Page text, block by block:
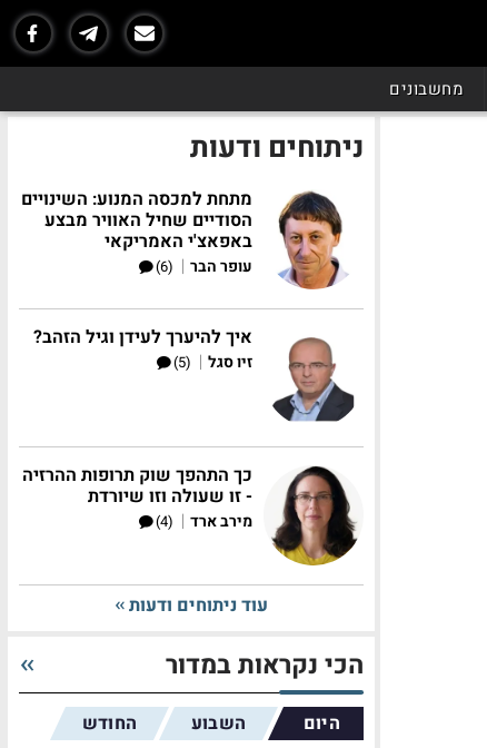
מחשבונים
ניתוחים ודעות
מתחת למכסה המנוע: השינויים
הסודיים שחיל האוויר מבצע
באפאצ'י האמריקאי
עופר הבר |
(6)
איך להיערך לעידן וגיל הזהב?
זיו סגל |
(5)
כך התהפך שוק תרופות ההרזיה
- זו שעולה וזו שיורדת
מירב ארד |
(4)
עוד ניתוחים ודעות
הכי נקראות במדור
היום השבוע החודש